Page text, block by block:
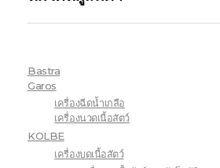
Bastra
Garos
เครื่องฉีดน้ำเกลือ
เครื่องนวดเนื้อสัตว์
KOLBE
เครื่องบดเนื้อสัตว์